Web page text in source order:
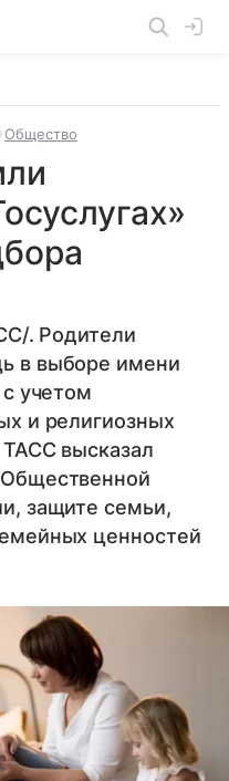
Общество
. Родители
в выборе имени
с учетом
и религиозных
высказал
защите семьи,
ценностей